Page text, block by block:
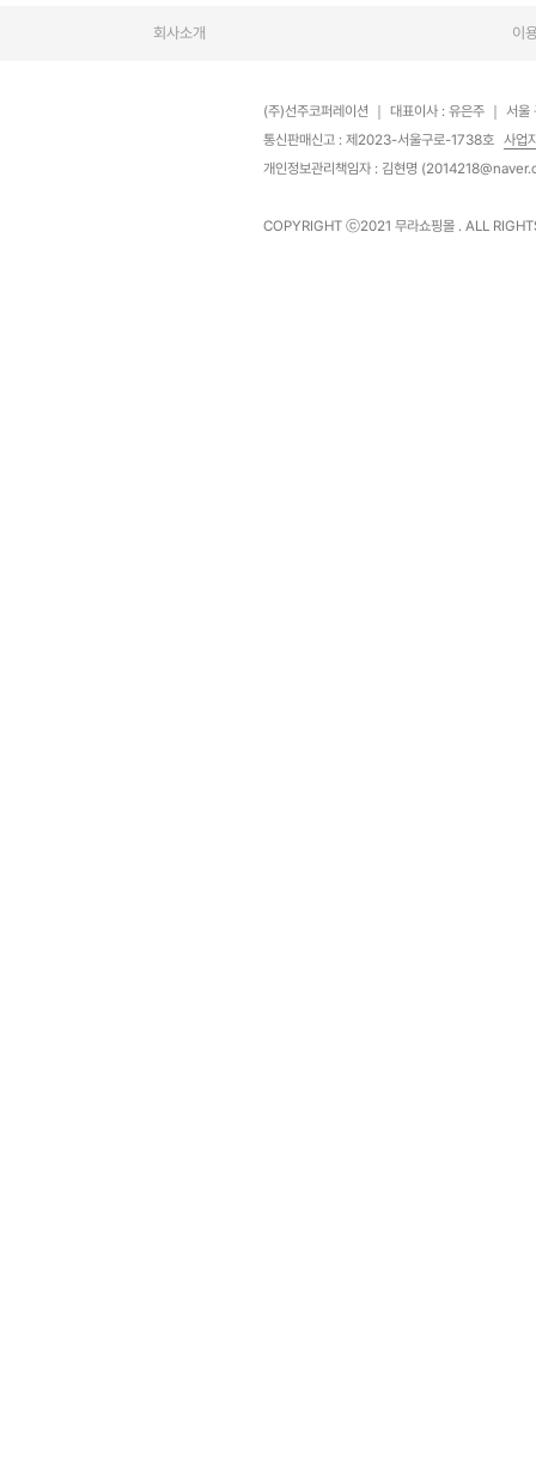
회사소개 이
(주)선주코퍼레이션 ｜ 대표이사 : 유은주 ｜ 서울
통신판매신고 : 제2023-서울구로-1738호 사업
개인정보관리책임자 : 김현명
COPYRIGHT ⓒ2021 무라쇼핑몰 . ALL